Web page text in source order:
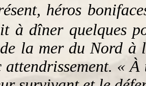
héros
à dîner quelques
la mer du Nord
attendrissement. «